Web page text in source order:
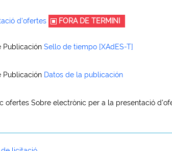
d'ofertes FORA DE TERMINI
Publicación Sello de tiempo [XAdES-T]
Publicación Datos de la publicación
ofertes Sobre electrònic per a la presentació